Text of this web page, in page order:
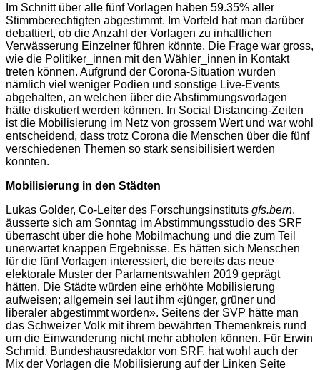
Im Schnitt über alle fünf Vorlagen haben 59.35% aller
Stimmberechtigten abgestimmt. Im Vorfeld hat man darüber
debattiert, ob die Anzahl der Vorlagen zu inhaltlichen
Verwässerung Einzelner führen könnte. Die Frage war gross,
wie die Politiker_innen mit den Wähler_innen in Kontakt
treten können. Aufgrund der Corona-Situation wurden
nämlich viel weniger Podien und sonstige Live-Events
abgehalten, an welchen über die Abstimmungsvorlagen
hätte diskutiert werden können. In Social Distancing-Zeiten
ist die Mobilisierung im Netz von grossem Wert und war wohl
entscheidend, dass trotz Corona die Menschen über die fünf
verschiedenen Themen so stark sensibilisiert werden
konnten.
Mobilisierung in den Städten
Lukas Golder, Co-Leiter des Forschungsinstituts gfs.bern,
äusserte sich am Sonntag im Abstimmungsstudio des SRF
überrascht über die hohe Mobilmachung und die zum Teil
unerwartet knappen Ergebnisse. Es hätten sich Menschen
für die fünf Vorlagen interessiert, die bereits das neue
elektorale Muster der Parlamentswahlen 2019 geprägt
hätten. Die Städte würden eine erhöhte Mobilisierung
aufweisen; allgemein sei laut ihm «jünger, grüner und
liberaler abgestimmt worden». Seitens der SVP hätte man
das Schweizer Volk mit ihrem bewährten Themenkreis rund
um die Einwanderung nicht mehr abholen können. Für Erwin
Schmid, Bundeshausredaktor von SRF, hat wohl auch der
Mix der Vorlagen die Mobilisierung auf der Linken Seite